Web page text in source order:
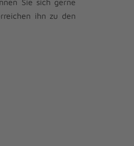
Sie sich gerne
ihn zu den